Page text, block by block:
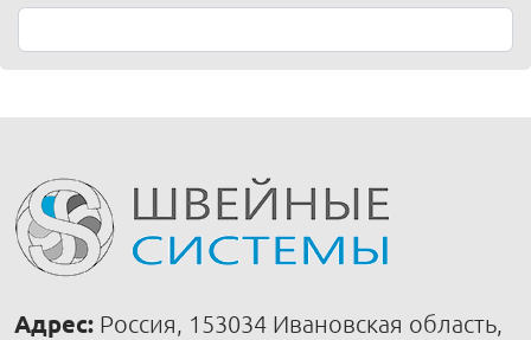
Адрес: Россия, 153034 Ивановская область,